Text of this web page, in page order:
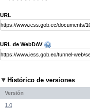
URL
URL de WebDAV
Histórico de versiones
Versión
1.0